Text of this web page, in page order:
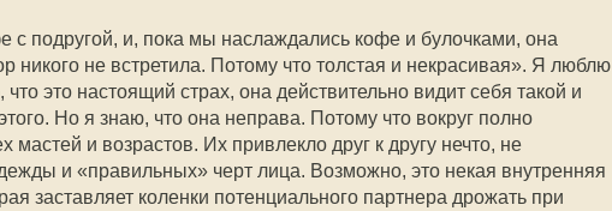
подругой, и, пока мы наслаждались кофе и булочками, она
никого не встретила. Потому что толстая и некрасивая». Я люблю
это настоящий страх, она действительно видит себя такой и
Но я знаю, что она неправа. Потому что вокруг полно
мастей и возрастов. Их привлекло друг к другу нечто, не
и «правильных» черт лица. Возможно, это некая внутренняя
заставляет коленки потенциального партнера дрожать при